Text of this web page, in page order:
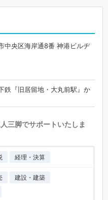
中央区海岸通8番 神港ビルヂ
鉄『旧居留地・大丸前駅』か
三脚でサポートいたしま
経理・決算
建設・建築